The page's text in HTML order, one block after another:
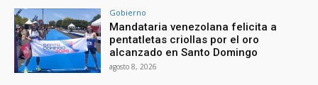
Gobierno
Mandataria venezolana felicita a
pentatletas criollas por el oro
alcanzado en Santo Domingo
agosto 8, 2026